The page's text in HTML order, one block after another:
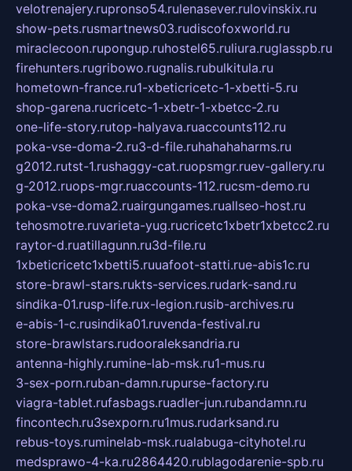
velotrenajery.rupronso54.rulenasever.rulovinskix.ru
show-pets.rusmartnews03.rudiscofoxworld.ru
miraclecoon.rupongup.ruhostel65.ruliura.ruglasspb.ru
firehunters.rugribowo.rugnalis.rubulkitula.ru
hometown-france.ru1-xbeticricetc-1-xbetti-5.ru
shop-garena.rucricetc-1-xbetr-1-xbetcc-2.ru
one-life-story.rutop-halyava.ruaccounts112.ru
poka-vse-doma-2.ru3-d-file.ruhahahaharms.ru
g2012.rutst-1.rushaggy-cat.ruopsmgr.ruev-gallery.ru
g-2012.ruops-mgr.ruaccounts-112.rucsm-demo.ru
poka-vse-doma2.ruairgungames.ruallseo-host.ru
tehosmotre.ruvarieta-yug.rucricetc1xbetr1xbetcc2.ru
raytor-d.ruatillagunn.ru3d-file.ru
1xbeticricetc1xbetti5.ruuafoot-statti.rue-abis1c.ru
store-brawl-stars.rukts-services.rudark-sand.ru
sindika-01.rusp-life.rux-legion.rusib-archives.ru
e-abis-1-c.rusindika01.ruvenda-festival.ru
store-brawlstars.rudooraleksandria.ru
antenna-highly.rumine-lab-msk.ru1-mus.ru
3-sex-porn.ruban-damn.rupurse-factory.ru
viagra-tablet.rufasbags.ruadler-jun.rubandamn.ru
fincontech.ru3sexporn.ru1mus.rudarksand.ru
rebus-toys.ruminelab-msk.rualabuga-cityhotel.ru
medsprawo-4-ka.ru2864420.rublagodarenie-spb.ru